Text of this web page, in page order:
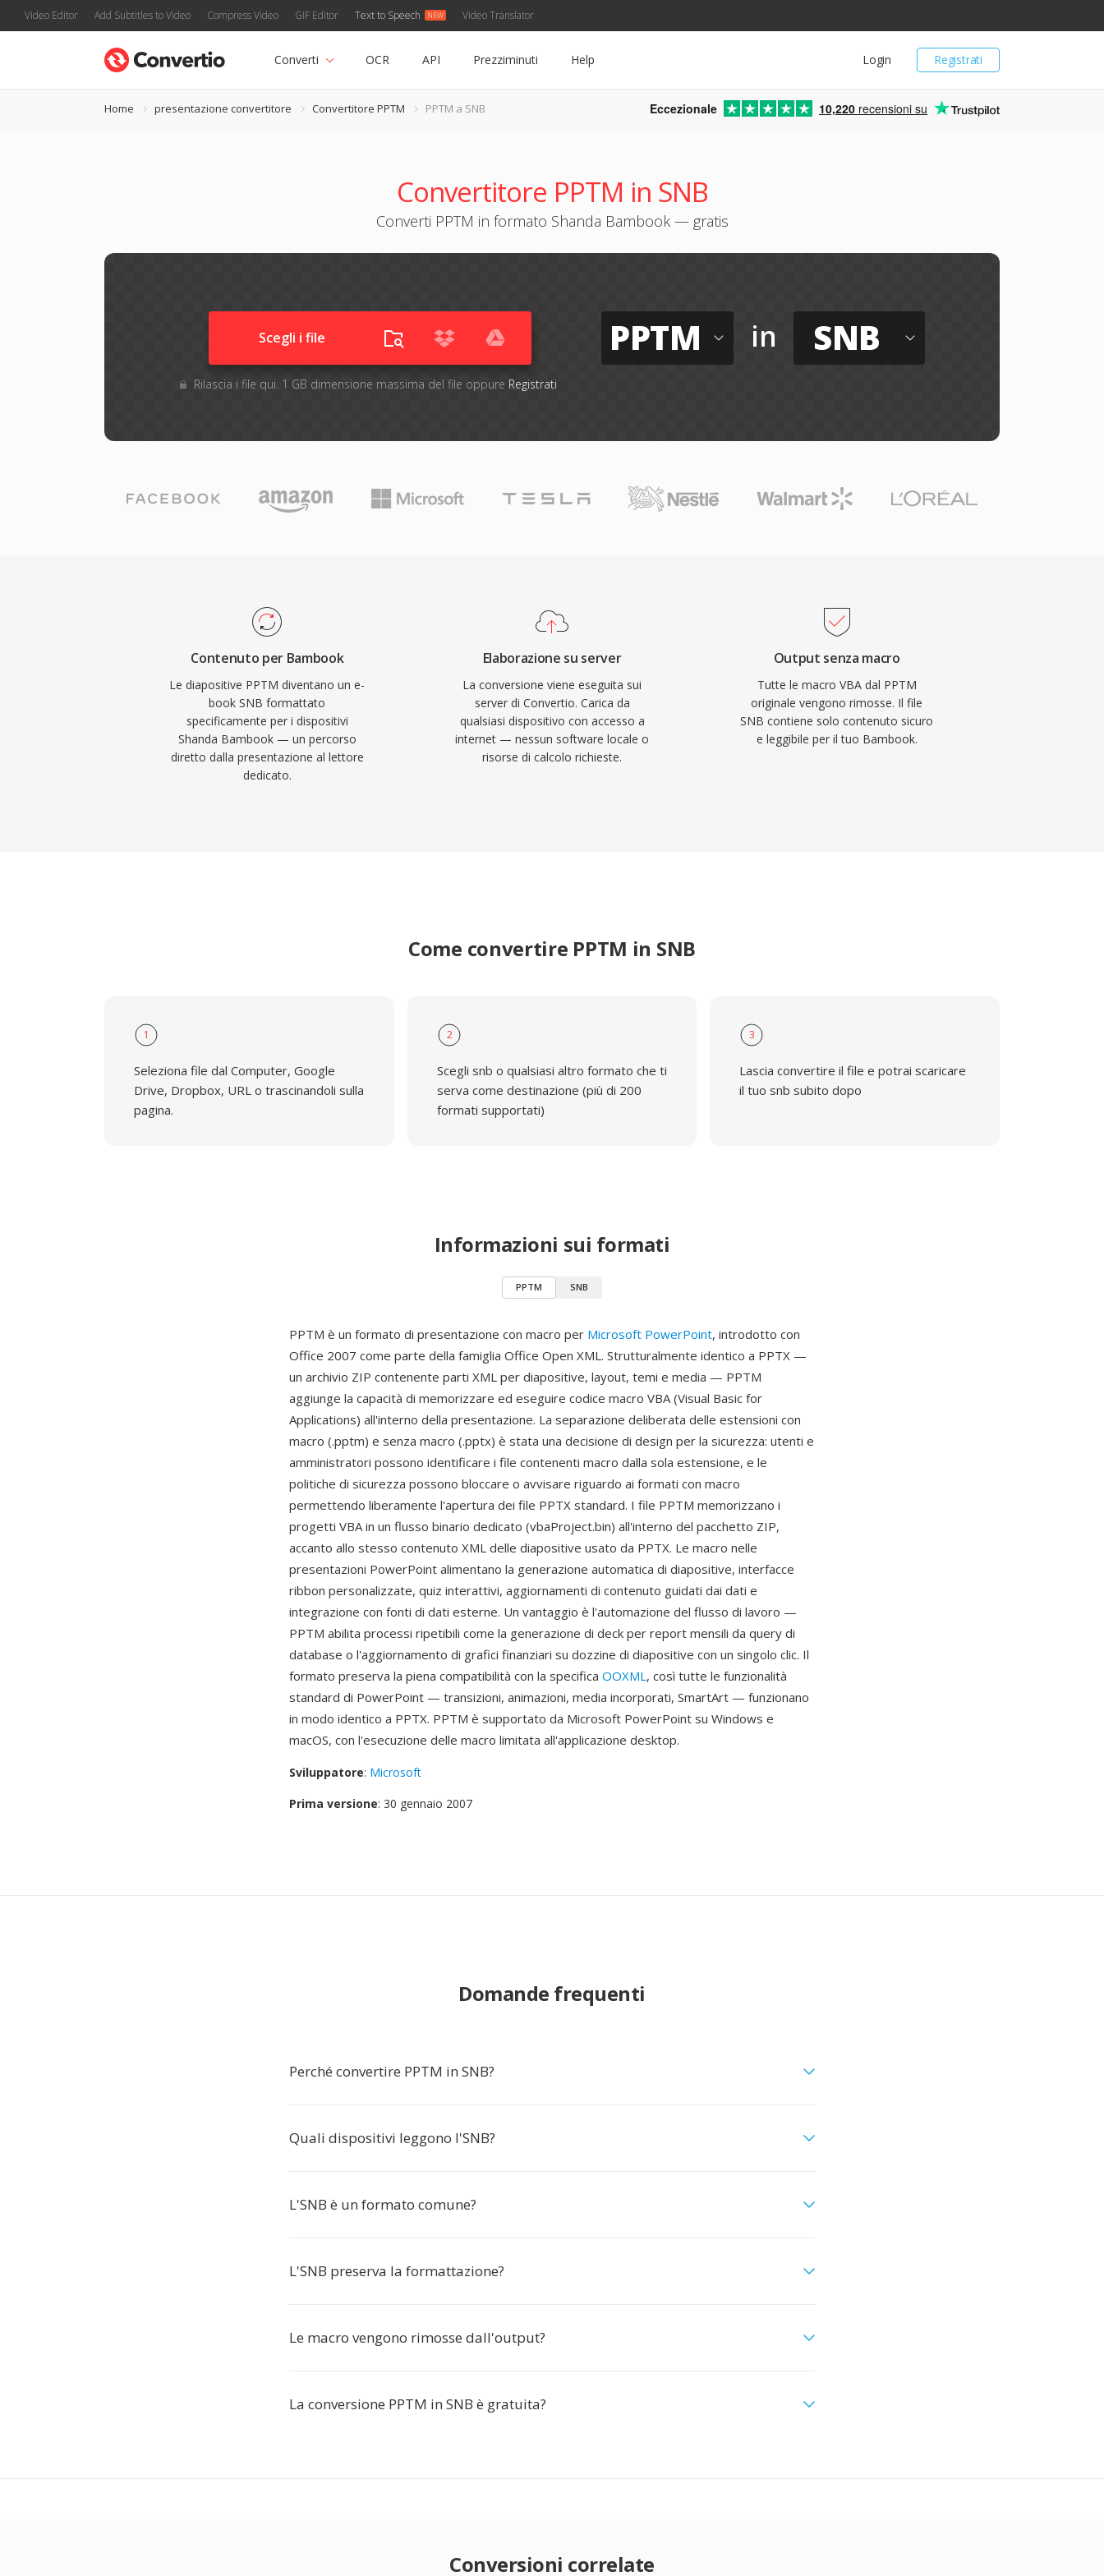
Video Editor Add Subtitles to Video Compress Video GIF Editor Text to Speech Video Translator
Registrati
Login
Converti OCR API Prezziminuti Help
Home presentazione convertitore Convertitore PPTM PPTM a SNB Eccezionale 10,220 recensioni su
Convertitore PPTM in SNB
Converti PPTM in formato Shanda Bambook — gratis
Scegli i file
Rilascia i file qui. 1 GB dimensione massima del file oppure Registrati
PPTM in SNB
Contenuto per Bambook
Le diapositive PPTM diventano un e-
book SNB formattato
specificamente per i dispositivi
Shanda Bambook — un percorso
diretto dalla presentazione al lettore
dedicato.
Elaborazione su server
La conversione viene eseguita sui
server di Convertio. Carica da
qualsiasi dispositivo con accesso a
internet — nessun software locale o
risorse di calcolo richieste.
Output senza macro
Tutte le macro VBA dal PPTM
originale vengono rimosse. Il file
SNB contiene solo contenuto sicuro
e leggibile per il tuo Bambook.
Come convertire PPTM in SNB
1
Seleziona file dal Computer, Google
Drive, Dropbox, URL o trascinandoli sulla
pagina.
2
Scegli snb o qualsiasi altro formato che ti
serva come destinazione (più di 200
formati supportati)
3
Lascia convertire il file e potrai scaricare
il tuo snb subito dopo
Informazioni sui formati
PPTM SNB
PPTM è un formato di presentazione con macro per Microsoft PowerPoint, introdotto con
Office 2007 come parte della famiglia Office Open XML. Strutturalmente identico a PPTX —
un archivio ZIP contenente parti XML per diapositive, layout, temi e media — PPTM
aggiunge la capacità di memorizzare ed eseguire codice macro VBA (Visual Basic for
Applications) all'interno della presentazione. La separazione deliberata delle estensioni con
macro (.pptm) e senza macro (.pptx) è stata una decisione di design per la sicurezza: utenti e
amministratori possono identificare i file contenenti macro dalla sola estensione, e le
politiche di sicurezza possono bloccare o avvisare riguardo ai formati con macro
permettendo liberamente l'apertura dei file PPTX standard. I file PPTM memorizzano i
progetti VBA in un flusso binario dedicato (vbaProject.bin) all'interno del pacchetto ZIP,
accanto allo stesso contenuto XML delle diapositive usato da PPTX. Le macro nelle
presentazioni PowerPoint alimentano la generazione automatica di diapositive, interfacce
ribbon personalizzate, quiz interattivi, aggiornamenti di contenuto guidati dai dati e
integrazione con fonti di dati esterne. Un vantaggio è l'automazione del flusso di lavoro —
PPTM abilita processi ripetibili come la generazione di deck per report mensili da query di
database o l'aggiornamento di grafici finanziari su dozzine di diapositive con un singolo clic. Il
formato preserva la piena compatibilità con la specifica OOXML, così tutte le funzionalità
standard di PowerPoint — transizioni, animazioni, media incorporati, SmartArt — funzionano
in modo identico a PPTX. PPTM è supportato da Microsoft PowerPoint su Windows e
macOS, con l'esecuzione delle macro limitata all'applicazione desktop.
Sviluppatore: Microsoft
Prima versione: 30 gennaio 2007
Domande frequenti
Perché convertire PPTM in SNB?
Quali dispositivi leggono l'SNB?
L'SNB è un formato comune?
L'SNB preserva la formattazione?
Le macro vengono rimosse dall'output?
La conversione PPTM in SNB è gratuita?
Conversioni correlate